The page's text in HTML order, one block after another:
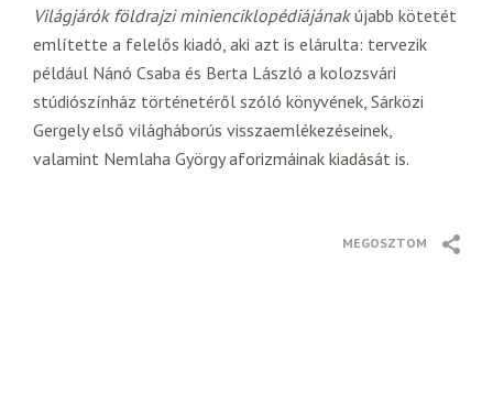
Világjárók földrajzi minienciklopédiájánakújabb kötetét
említette a felelős kiadó, aki azt is elárulta: tervezik
például Nánó Csaba és Berta László a kolozsvári
stúdiószínház történetéről szóló könyvének, Sárközi
Gergely első világháborús visszaemlékezéseinek,
valamint Nemlaha György aforizmáinak kiadását is.
MEGOSZTOM